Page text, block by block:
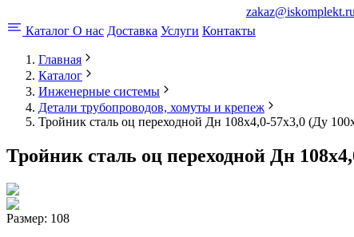
zakaz@iskomplekt.ru
Каталог О нас Доставка Услуги Контакты
Главная
Каталог
Инженерные системы
Детали трубопроводов, хомуты и крепеж
Тройник сталь оц переходной Дн 108х4,0-57х3,0 (Ду
Тройник сталь оц переходной Дн
Размер: 108